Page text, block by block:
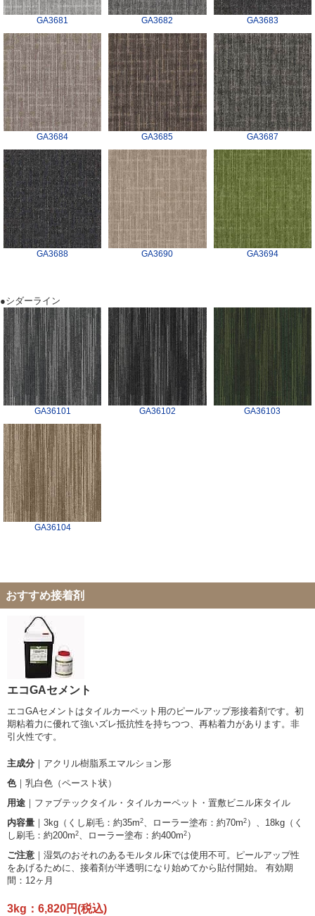
GA3681 GA3682 GA3683
GA3684 GA3685 GA3687
GA3688 GA3690 GA3694
●シダーライン
GA36101 GA36102 GA36103
GA36104
おすすめ接着剤
エコGAセメント
エコGAセメントはタイルカーペット用のピールアップ形接着剤です。初
期粘着力に優れて強いズレ抵抗性を持ちつつ、再粘着力があります。非
引火性です。
主成分 ｜アクリル樹脂系エマルション形
色｜乳白色（ペースト状）
用途 ｜ファブテックタイル・タイルカーペット・置敷ビニル床タイル
内容量 ｜3kg（くし刷毛：約35m2、ローラー塗布：約70m2 ）、18kg（く
し刷毛：約200m2、ローラー塗布：約400m2 ）
ご注意 ｜湿気のおそれのあるモルタル床では使用不可。ピールアップ性
をあげるために、接着剤が半透明になり始めてから貼付開始。 有効期
間：12ヶ月
3kg：6,820円(税込)